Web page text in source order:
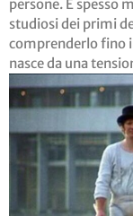
persone. E spesso
studiosi dei primi
comprenderlo fino
nasce da una